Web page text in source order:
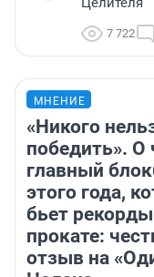
7 722
МНЕНИЕ
«Никого
победить». О
главный
этого года,
бьет
прокате:
отзыв на